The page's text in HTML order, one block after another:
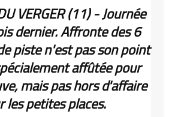
VERGER (11) - Journée
dernier. Affronte des 6
piste n'est pas son point
affûtée pour
mais pas hors d'affaire
les petites places.